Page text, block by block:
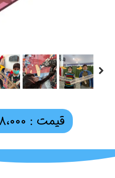
قیمت : 4،298،000 تومان